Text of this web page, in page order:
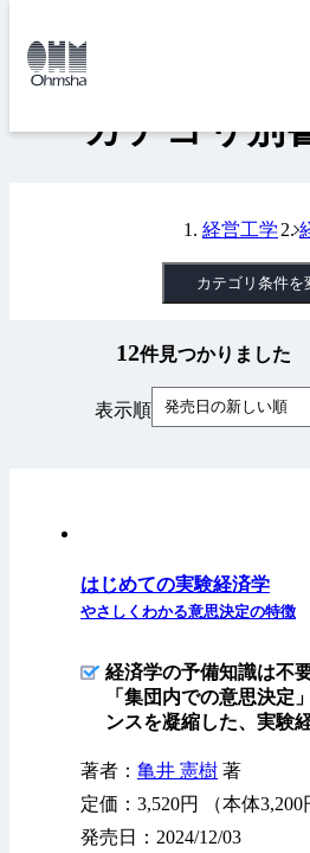
トップ
カテゴリ別
経営工学
カテゴリ条件を
12件見つかりました
表示順 発売日の新しい順
はじめての実験経済学
やさしくわかる意思決定の特徴
経済学の予備知識は不
「集団内での意思決定
ンスを凝縮した、実験
著者： 亀井 憲樹 著
定価：3,520円 （本体3,200
発売日：2024/12/03